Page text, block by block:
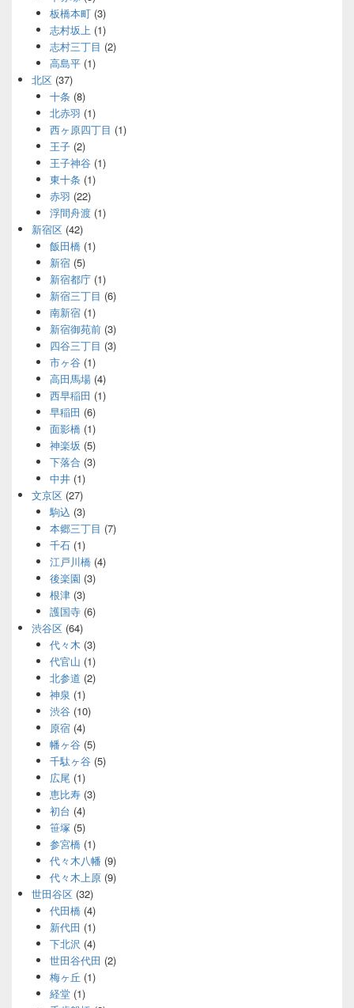
板橋本町(3)
志村坂上(1)
志村三丁目 (2)
高島平(1)
北区 (37)
十条 (8)
北赤羽 (1)
西ヶ原四丁目 (1)
王子(2)
王子神谷(1)
東十条 (1)
赤羽 (22)
浮間舟渡(1)
新宿区 (42)
飯田橋(1)
新宿(5)
新宿都庁(1)
新宿三丁目 (6)
南新宿(1)
新宿御苑前(3)
四谷三丁目 (3)
市ヶ谷(1)
高田馬場(4)
西早稲田 (1)
早稲田 (6)
面影橋(1)
神楽坂 (5)
下落合(3)
中井(1)
文京区 (27)
駒込 (3)
本郷三丁目 (7)
千石(1)
江戸川橋(4)
後楽園 (3)
根津(3)
護国寺(6)
渋谷区 (64)
代々木 (3)
代官山 (1)
北参道 (2)
神泉 (1)
渋谷(10)
原宿(4)
幡ヶ谷(5)
千駄ヶ谷(5)
広尾(1)
恵比寿(3)
初台 (4)
笹塚(5)
参宮橋(1)
代々木八幡 (9)
代々木上原(9)
世田谷区 (32)
代田橋(4)
新代田 (1)
下北沢 (4)
世田谷代田 (2)
梅ヶ丘 (1)
経堂(1)